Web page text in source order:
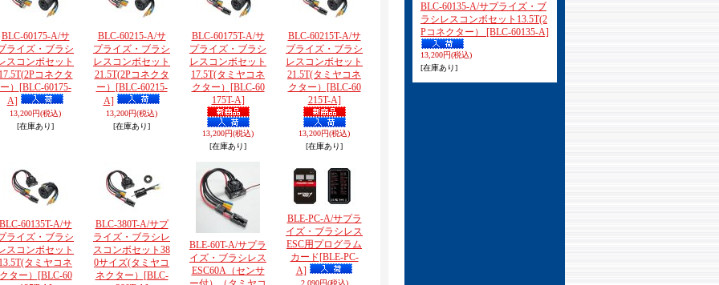
BLC-60175-A/サ
ライズ・ブラシ
スコンボセット
コネクタ
ー） [BLC-60175-
A]
13,200円(税込)
[在庫あり]
BLC-60215-A/サ
プライズ・ブラシ
レスコンボセット
21.5T(2Pコネクタ
ー） [BLC-60215-
A]
13,200円(税込)
[在庫あり]
BLC-60175T-A/サ
プライズ・ブラシ
レスコンボセット
17.5T(タミヤコネ
クター） [BLC-60
175T-A]
13,200円(税込)
[在庫あり]
BLC-60215T-A/サ
プライズ・ブラシ
レスコンボセット
21.5T(タミヤコネ
クター） [BLC-60
215T-A]
13,200円(税込)
[在庫あり]
60135T-A/サ
ライズ・ブラシ
スコンボセット
タミヤコネ
ター） [BLC-60
BLC-380T-A/サプ
ライズ・ブラシレ
スコンボセット38
0サイズ(タミヤコ
ネクター） [BLC-
BLE-60T-A/サプラ
イズ・ブラシレス
ESC60A（センサ
BLE-PC-A/サプラ
イズ・ブラシレス
ESC用プログラム
カード[BLE-PC-
A]
2,090円(税込)
BLC-60135-A/サプライズ・ブ
ラシレスコンボセット13.5T(2
Pコネクター） [BLC-60135-A]
13,200円(税込)
[在庫あり]